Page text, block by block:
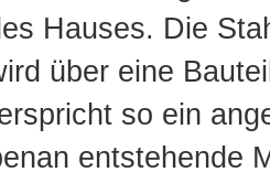
Hauses. Die
über eine
so ein
entstehende